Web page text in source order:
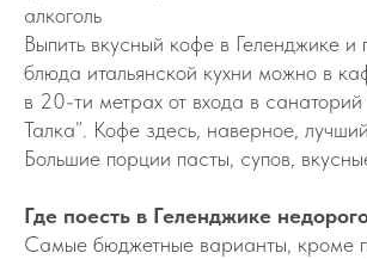
алкоголь
Выпить вкусный кофе в Геленджике и
блюда итальянской кухни можно в
в 20-ти метрах от входа в
Талка”. Кофе здесь, наверное,
Большие порции пасты, супов,
Где поесть в Геленджике
Самые бюджетные варианты, кроме